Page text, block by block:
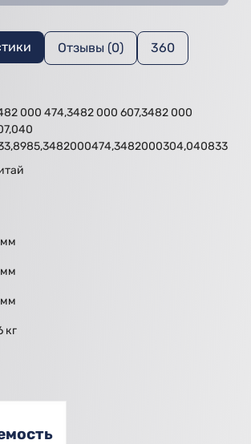
Отзывы (0) 360
000 474,3482 000 607,3482 000
кг